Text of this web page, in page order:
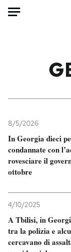
Mondo
Tecnologia
Internet
Scienza
Cultura
Sport
PODCAST
8/5/2026
In Georgia dieci
condannate con
rovesciare il
ottobre
4/10/2025
A Tbilisi, in
tra la polizia e
cercavano di